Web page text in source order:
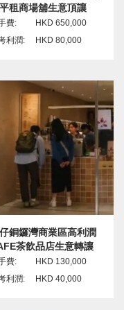
租商場舖生意頂讓
費:
HKD 650,000
利潤:
HKD 80,000
銅鑼灣商業區高利潤
茶飲品店生意轉讓
費:
HKD 130,000
利潤:
HKD 40,000